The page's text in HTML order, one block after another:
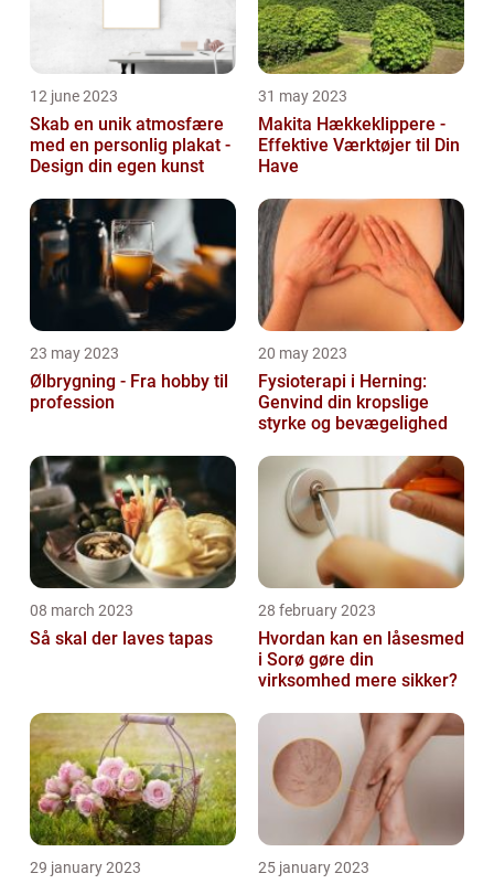
12 june 2023
Skab en unik atmosfære
med en personlig plakat -
Design din egen kunst
31 may 2023
Makita Hækkeklippere -
Effektive Værktøjer til Din
Have
23 may 2023
Ølbrygning - Fra hobby til
profession
20 may 2023
Fysioterapi i Herning:
Genvind din kropslige
styrke og bevægelighed
08 march 2023
Så skal der laves tapas
28 february 2023
Hvordan kan en låsesmed
i Sorø gøre din
virksomhed mere sikker?
29 january 2023 25 january 2023